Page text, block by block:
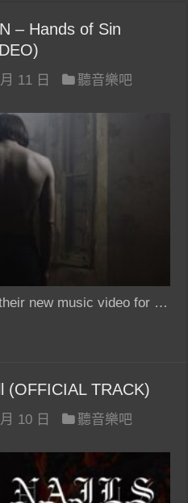
– Hands of Sin
11 日
聽音樂吧
new music video for …
(OFFICIAL TRACK)
10 日
聽音樂吧